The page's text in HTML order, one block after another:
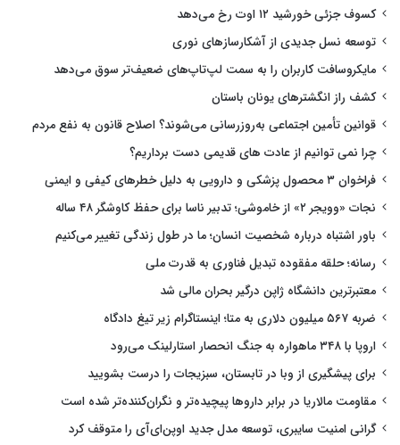
کسوف جزئی خورشید ۱۲ اوت رخ می‌دهد
توسعه نسل جدیدی از آشکارسازهای نوری
مایکروسافت کاربران را به سمت لپ‌تاپ‌های ضعیف‌تر سوق می‌دهد
کشف راز انگشترهای یونان باستان
قوانین تأمین اجتماعی به‌روزرسانی می‌شوند؟ اصلاح قانون به نفع مردم
چرا نمی توانیم از عادت های قدیمی دست برداریم؟
فراخوان ۳ محصول پزشکی و دارویی به دلیل خطرهای کیفی و ایمنی
نجات «وویجر ۲» از خاموشی؛ تدبیر ناسا برای حفظ کاوشگر ۴۸ ساله
باور اشتباه درباره شخصیت انسان؛ ما در طول زندگی تغییر می‌کنیم
رسانه؛ حلقه مفقوده تبدیل فناوری به قدرت ملی
معتبرترین دانشگاه ژاپن درگیر بحران مالی شد
ضربه ۵۶۷ میلیون دلاری به متا؛ اینستاگرام زیر تیغ دادگاه
اروپا با ۳۴۸ ماهواره به جنگ انحصار استارلینک می‌رود
برای پیشگیری از وبا در تابستان، سبزیجات را درست بشویید
مقاومت مالاریا در برابر داروها پیچیده‌تر و نگران‌کننده‌تر شده است
گرانی امنیت سایبری، توسعه مدل جدید اوپن‌ای‌آی را متوقف کرد